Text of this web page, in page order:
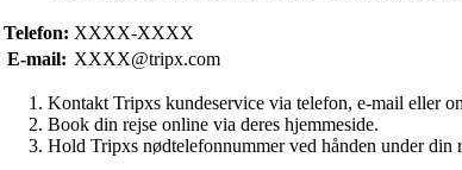
Telefon: XXXX-XXXX
E-mail: XXXX@tripx.com
Kontakt Tripxs kundeservice via telefon, e-mail eller
Book din rejse online via deres hjemmeside.
Hold Tripxs nødtelefonnummer ved hånden under din